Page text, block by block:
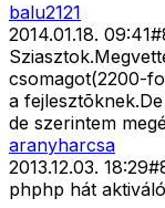
balu2121
2014.01.18. 09:41#
csomagot(2200-
a
de szerintem
aranyharcsa
2013.12.03. 18:29#
phphp hát